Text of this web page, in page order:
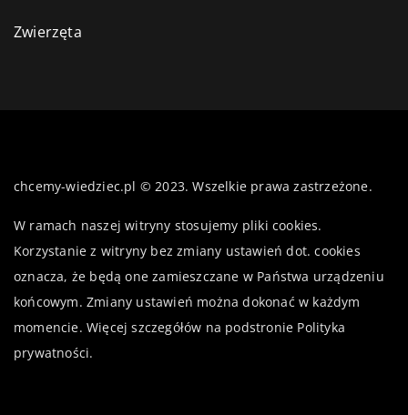
Zwierzęta
chcemy-wiedziec.pl © 2023. Wszelkie prawa zastrzeżone.
W ramach naszej witryny stosujemy pliki cookies.
Korzystanie z witryny bez zmiany ustawień dot. cookies
oznacza, że będą one zamieszczane w Państwa urządzeniu
końcowym. Zmiany ustawień można dokonać w każdym
momencie. Więcej szczegółów na podstronie Polityka
prywatności.